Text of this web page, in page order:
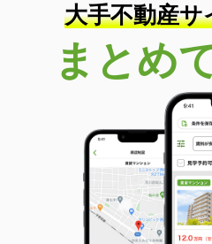
大手不動産サ
まとめ